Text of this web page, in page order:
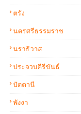
ตรัง
นครศรีธรรมราช
นราธิวาส
ประจวบคีรีขันธ์
ปัตตานี
พังงา